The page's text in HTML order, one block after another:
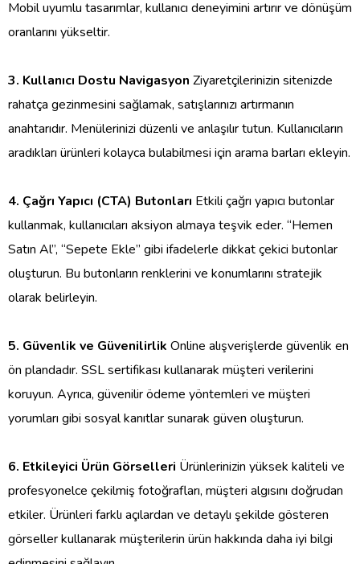
Mobil uyumlu tasarımlar, kullanıcı deneyimini artırır ve dönüşüm
oranlarını yükseltir.
3. Kullanıcı Dostu Navigasyon Ziyaretçilerinizin sitenizde
rahatça gezinmesini sağlamak, satışlarınızı artırmanın
anahtarıdır. Menülerinizi düzenli ve anlaşılır tutun. Kullanıcıların
aradıkları ürünleri kolayca bulabilmesi için arama barları ekleyin.
4. Çağrı Yapıcı (CTA) Butonları Etkili çağrı yapıcı butonlar
kullanmak, kullanıcıları aksiyon almaya teşvik eder. “Hemen
Satın Al”, “Sepete Ekle” gibi ifadelerle dikkat çekici butonlar
oluşturun. Bu butonların renklerini ve konumlarını stratejik
olarak belirleyin.
5. Güvenlik ve Güvenilirlik Online alışverişlerde güvenlik en
ön plandadır. SSL sertifikası kullanarak müşteri verilerini
koruyun. Ayrıca, güvenilir ödeme yöntemleri ve müşteri
yorumları gibi sosyal kanıtlar sunarak güven oluşturun.
6. Etkileyici Ürün Görselleri Ürünlerinizin yüksek kaliteli ve
profesyonelce çekilmiş fotoğrafları, müşteri algısını doğrudan
etkiler. Ürünleri farklı açılardan ve detaylı şekilde gösteren
görseller kullanarak müşterilerin ürün hakkında daha iyi bilgi